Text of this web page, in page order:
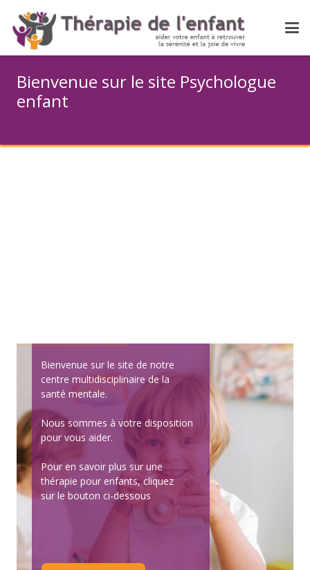
Bienvenue sur le site Psychologue
enfant
Bienvenue sur le site de notre
centre multidisciplinaire de la
santé mentale.
Nous sommes à votre disposition
pour vous aider.
Pour en savoir plus sur une
thérapie pour enfants, cliquez
sur le bouton ci-dessous